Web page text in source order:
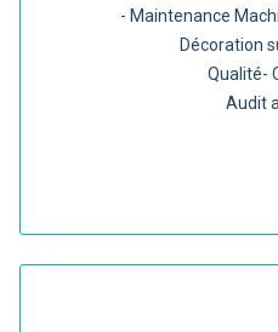
- Maintenance
Décoration
Qualité-
Audit